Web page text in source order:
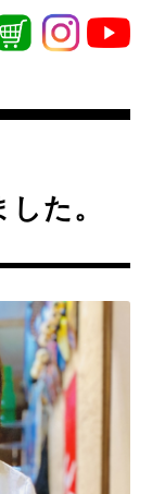
た。